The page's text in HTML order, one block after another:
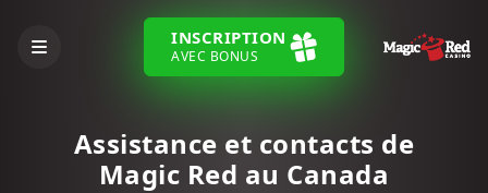
INSCRIPTION
AVEC BONUS
Assistance et contacts de
Magic Red au Canada